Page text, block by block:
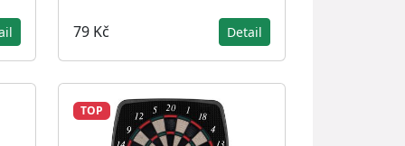
79 Kč Detail
TOP